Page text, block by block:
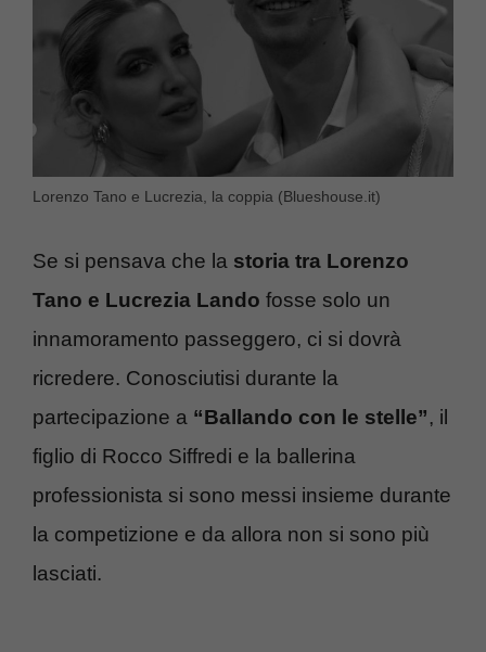
Lorenzo Tano e Lucrezia, la coppia (Blueshouse.it)
Se si pensava che la storia tra Lorenzo
Tano e Lucrezia Lando fosse solo un
innamoramento passeggero, ci si dovrà
ricredere. Conosciutisi durante la
partecipazione a “Ballando con le stelle”, il
figlio di Rocco Siffredi e la ballerina
professionista si sono messi insieme durante
la competizione e da allora non si sono più
lasciati.